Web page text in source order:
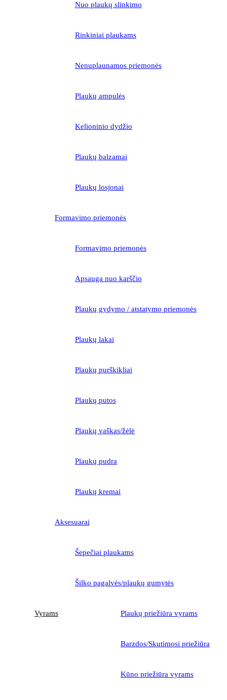
Nuo plaukų slinkimo
Rinkiniai plaukams
Nenuplaunamos priemonės
Plaukų ampulės
Kelioninio dydžio
Plaukų balzamai
Plaukų losjonai
Formavimo priemonės
Formavimo priemonės
Apsauga nuo karščio
Plaukų gydymo / atstatymo priemonės
Plaukų lakai
Plaukų purškikliai
Plaukų putos
Plaukų vaškas/žėlė
Plaukų pudra
Plaukų kremai
Aksesuarai
Šepečiai plaukams
Šilko pagalvės/plaukų gumytės
Vyrams Plaukų priežiūra vyrams
Barzdos/Skutimosi priežiūra
Kūno priežiūra vyrams